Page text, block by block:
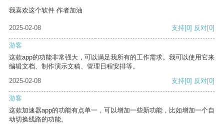
我喜欢这个软件 作者加油
2025-02-08 支持[0] 反对[0]
游客
这款app的功能非常强大，可以满足我所有的工作需求。我可以使用它来
编辑文档、制作演示文稿、管理日程安排等。
2025-02-08
支持[0] 反对[0]
游客
这款加速器app的功能有点单一，可以增加一些新功能，比如增加一个自
动切换线路的功能。